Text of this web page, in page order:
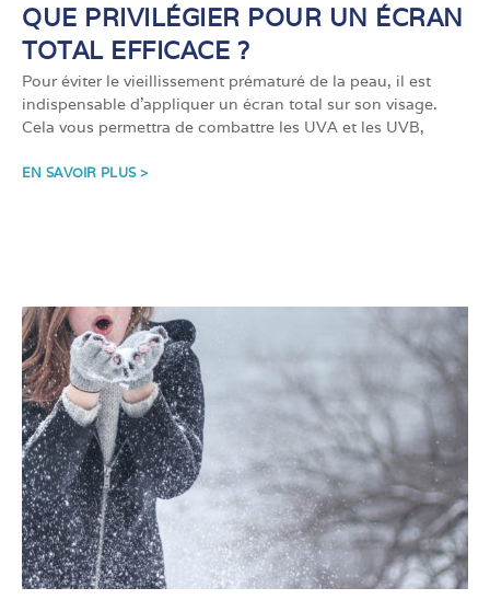
QUE PRIVILÉGIER POUR UN ÉCRAN
TOTAL EFFICACE ?
Pour éviter le vieillissement prématuré de la peau, il est
indispensable d’appliquer un écran total sur son visage.
Cela vous permettra de combattre les UVA et les UVB,
EN SAVOIR PLUS >